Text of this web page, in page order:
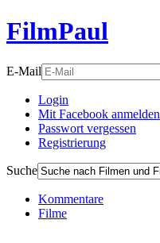
FilmPaul
E-Mail
Login
Mit Facebook anmelden
Passwort vergessen
Registrierung
Suche
Kommentare
Filme